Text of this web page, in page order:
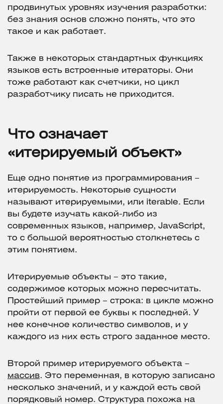
продвинутых уровнях изучения разработки:
без знания основ сложно понять, что это
такое и как работает.
Также в некоторых стандартных функциях
языков есть встроенные итераторы. Они
тоже работают как счетчики, но цикл
разработчику писать не приходится.
Что означает
«итерируемый объект»
Еще одно понятие из программирования –
итерируемость. Некоторые сущности
называют итерируемыми, или iterable. Если
вы будете изучать какой-либо из
современных языков, например, JavaScript,
то с большой вероятностью столкнетесь с
этим понятием.
Итерируемые объекты – это такие,
содержимое которых можно пересчитать.
Простейший пример – строка: в цикле можно
пройти от первой ее буквы к последней. У
нее конечное количество символов, и у
каждого из них есть строго заданное место.
Второй пример итерируемого объекта –
массив. Это переменная, в которую записано
несколько значений, и у каждой есть свой
порядковый номер. Структура похожа на